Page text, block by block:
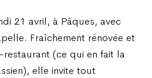
21 avril, à Pâques, avec
Fraîchement rénovée et
(ce qui en fait la
elle invite tout